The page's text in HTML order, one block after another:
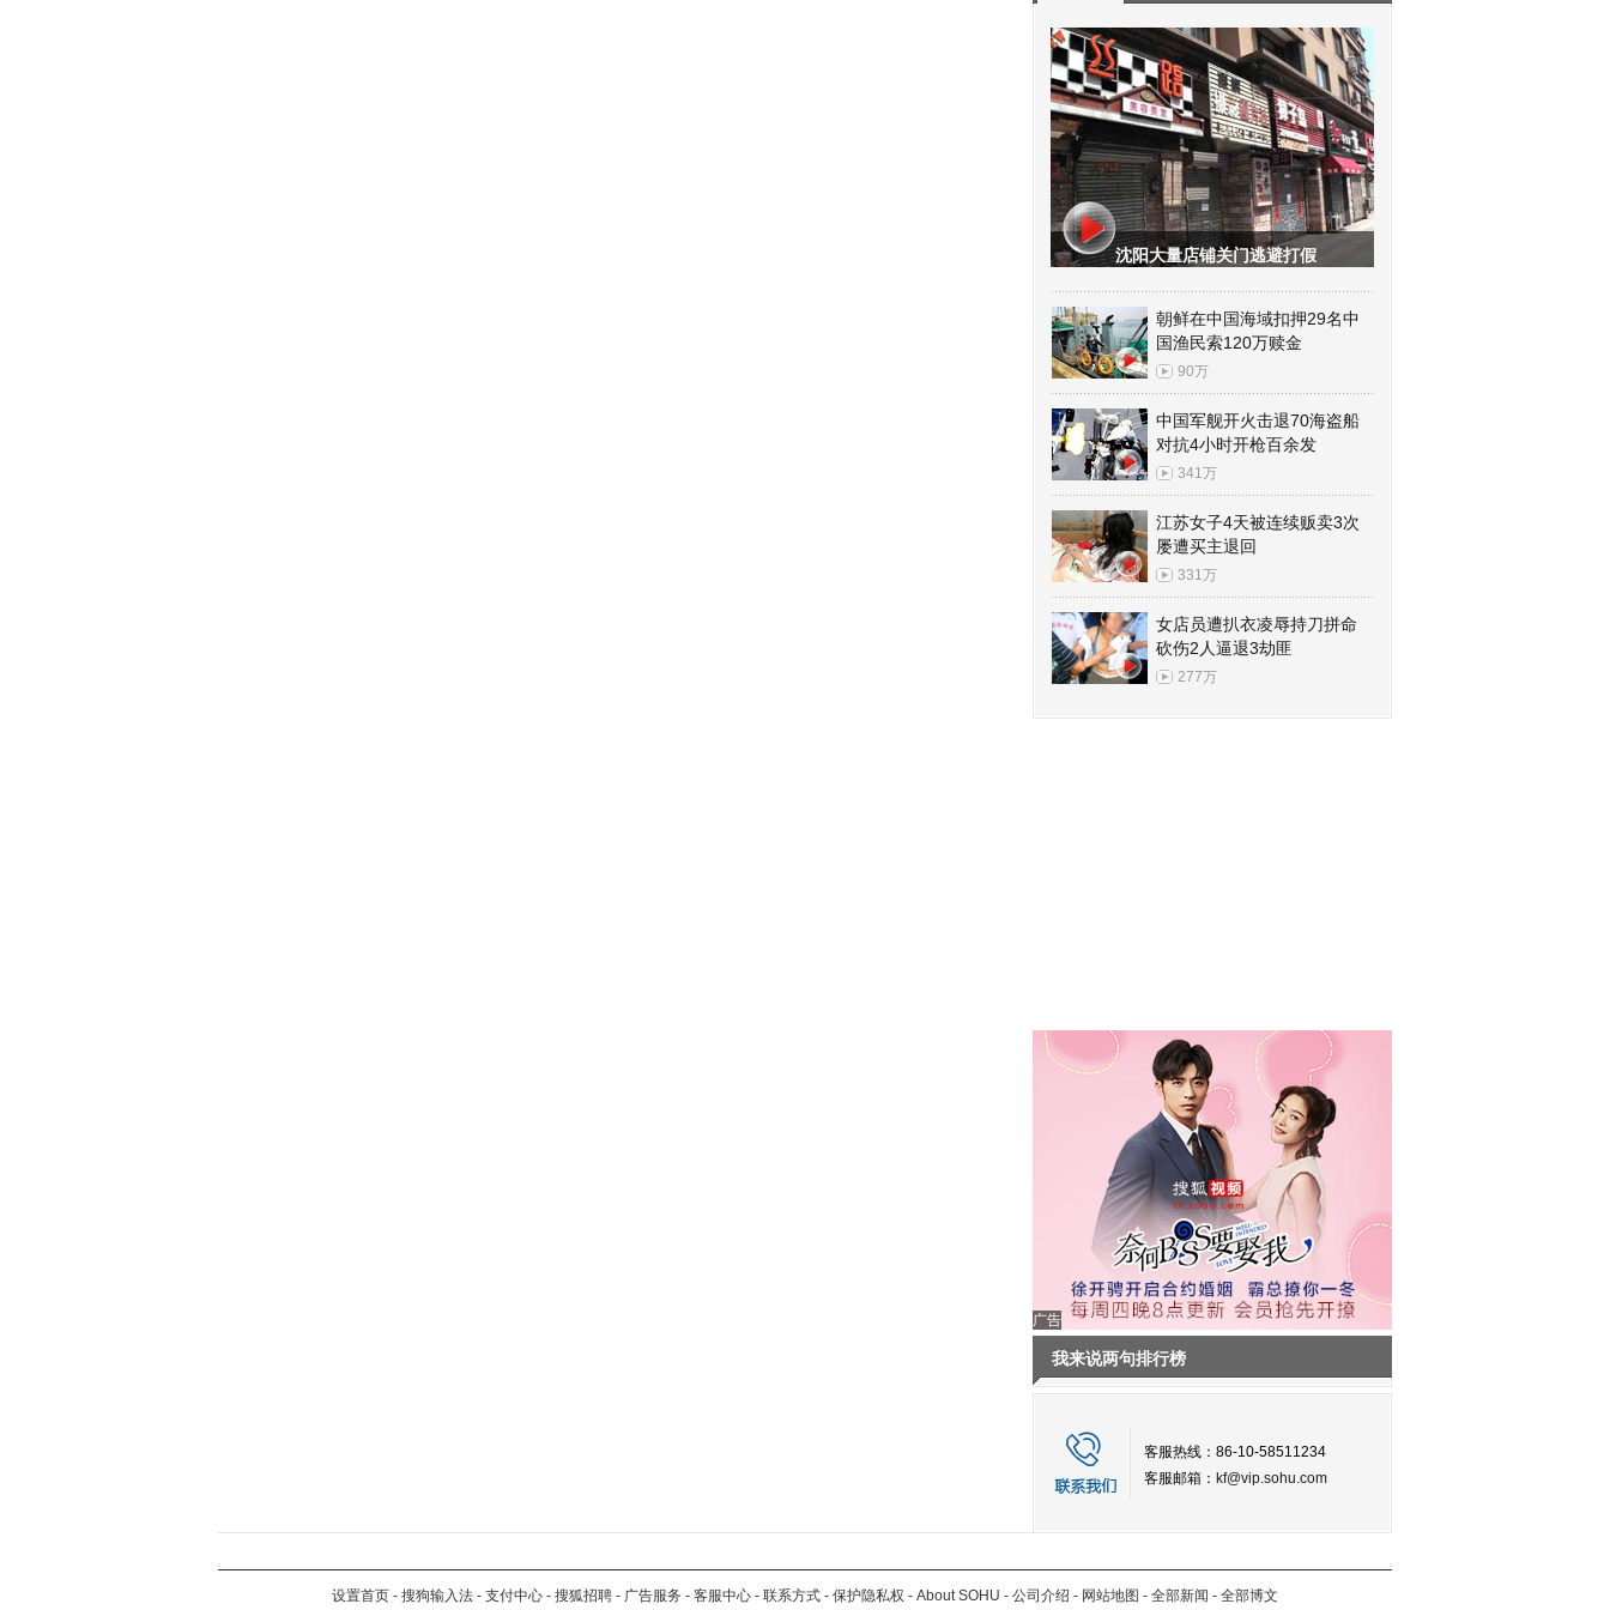
沈阳大量店铺关门逃避打假
朝鲜在中国海域扣押29名中
国渔民索120万赎金
90万
中国军舰开火击退70海盗船
对抗4小时开枪百余发
341万
江苏女子4天被连续贩卖3次
屡遭买主退回
331万
女店员遭扒衣凌辱持刀拼命
砍伤2人逼退3劫匪
277万
广告
我来说两句排行榜
客服热线：86-10-58511234
客服邮箱： kf@vip.sohu.com
设置首页 - 搜狗输入法 - 支付中心 - 搜狐招聘 - 广告服务 - 客服中心 - 联系方式 - 保护隐私权 - About SOHU - 公司介绍 - 网站地图 - 全部新闻 - 全部博文